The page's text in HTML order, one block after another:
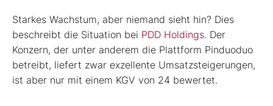
Starkes Wachstum, aber niemand sieht hin? Dies
beschreibt die Situation bei PDD Holdings. Der
Konzern, der unter anderem die Plattform Pinduoduo
betreibt, liefert zwar exzellente Umsatzsteigerungen,
ist aber nur mit einem KGV von 24 bewertet.